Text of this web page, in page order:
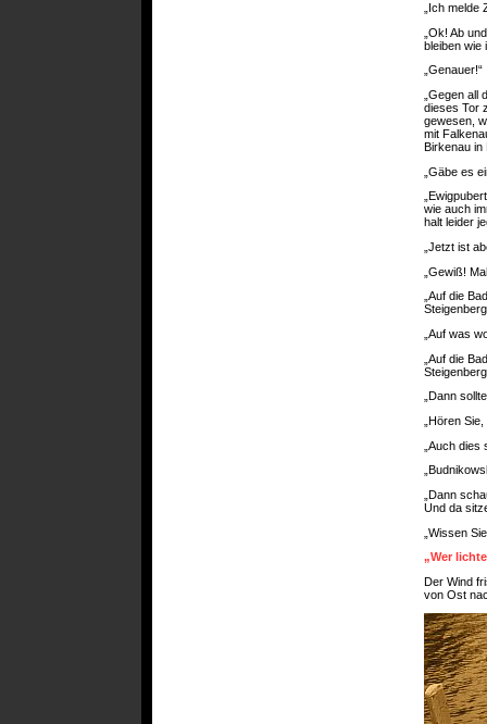
„Ich
„Ok! Ab
bleiben wie
„Genauer!“
„Gegen
dieses Tor
gewesen,
mit
Birkenau in
„Gäbe es
wie auch
halt leider
„Jetzt ist
„Gewiß!
„Auf die
„Auf was
„Auf die
„Dann
„Hören
„Auch
„Dann
Und da
„Wissen
„Wer
Der Wind
von Ost